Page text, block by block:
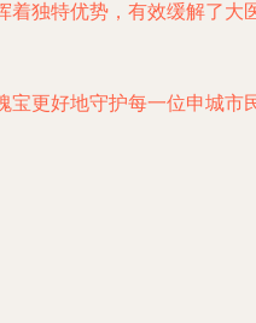
独特优势，有效缓解了
更好地守护每一位申城市